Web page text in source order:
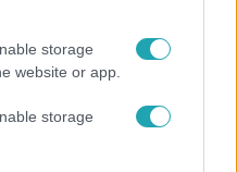
storage
website or app.
storage
a játékosok
vonta le, hogy ezt a
akik képesek fenntartani